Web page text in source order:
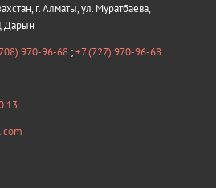
г. Алматы, ул. Муратбаева,
Дарын
970-96-68 ;+7 (727) 970-96-68
13